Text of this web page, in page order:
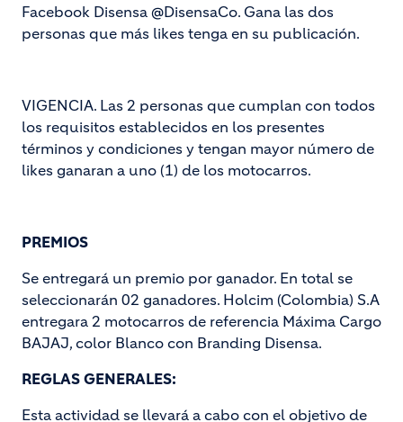
Facebook Disensa @DisensaCo. Gana las dos
personas que más likes tenga en su publicación.
VIGENCIA. Las 2 personas que cumplan con todos
los requisitos establecidos en los presentes
términos y condiciones y tengan mayor número de
likes ganaran a uno (1) de los motocarros.
PREMIOS
Se entregará un premio por ganador. En total se
seleccionarán 02 ganadores. Holcim (Colombia) S.A
entregara 2 motocarros de referencia Máxima Cargo
BAJAJ, color Blanco con Branding Disensa.
REGLAS GENERALES:
Esta actividad se llevará a cabo con el objetivo de